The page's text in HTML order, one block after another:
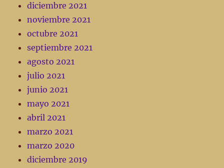
diciembre 2021
noviembre 2021
octubre 2021
septiembre 2021
agosto 2021
julio 2021
junio 2021
mayo 2021
abril 2021
marzo 2021
marzo 2020
diciembre 2019